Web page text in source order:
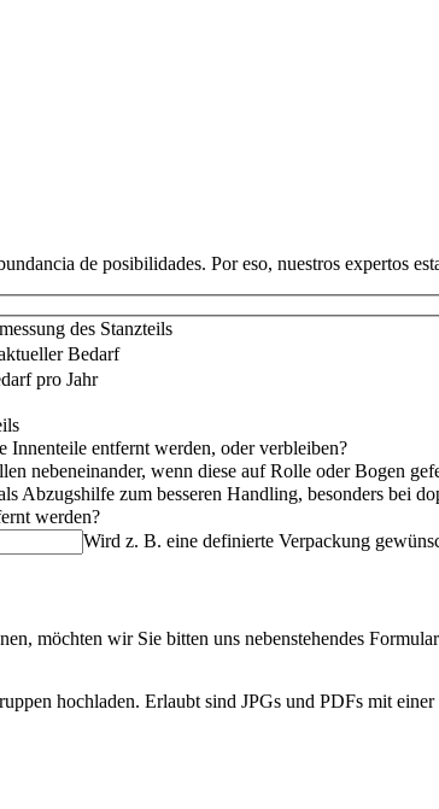
de posibilidades. Por eso, nuestros expertos
des Stanzteils
Bedarf
pro Jahr
Innenteile entfernt werden, oder verbleiben?
nebeneinander, wenn diese auf Rolle oder Bogen
Abzugshilfe zum besseren Handling, besonders bei
werden?
Wird z. B. eine definierte Verpackung
möchten wir Sie bitten uns nebenstehendes
hochladen. Erlaubt sind JPGs und PDFs mit